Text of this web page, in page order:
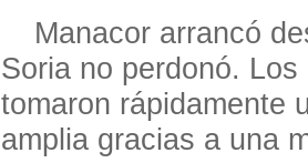
Manacor arrancó
Soria no perdonó. Los
tomaron rápidamente
amplia gracias a una